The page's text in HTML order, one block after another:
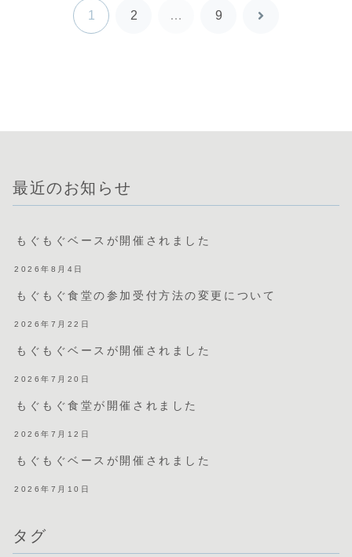
1 2 … 9
次
最近のお知らせ
もぐもぐベースが開催されました
2026年8月4日
もぐもぐ食堂の参加受付方法の変更について
2026年7月22日
もぐもぐベースが開催されました
2026年7月20日
もぐもぐ食堂が開催されました
2026年7月12日
もぐもぐベースが開催されました
2026年7月10日
タグ